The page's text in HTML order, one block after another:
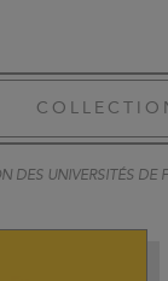
DES UNIVERSITÉS DE